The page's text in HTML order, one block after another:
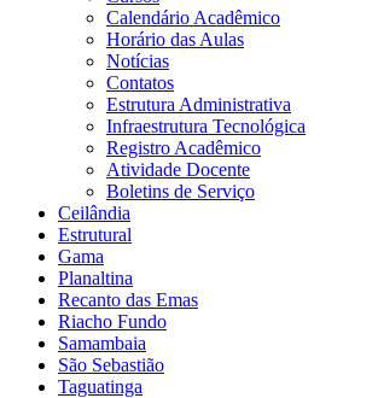
Calendário Acadêmico
Horário das Aulas
Notícias
Contatos
Estrutura Administrativa
Infraestrutura Tecnológica
Registro Acadêmico
Atividade Docente
Boletins de Serviço
Ceilândia
Estrutural
Gama
Planaltina
Recanto das Emas
Riacho Fundo
Samambaia
São Sebastião
Taguatinga